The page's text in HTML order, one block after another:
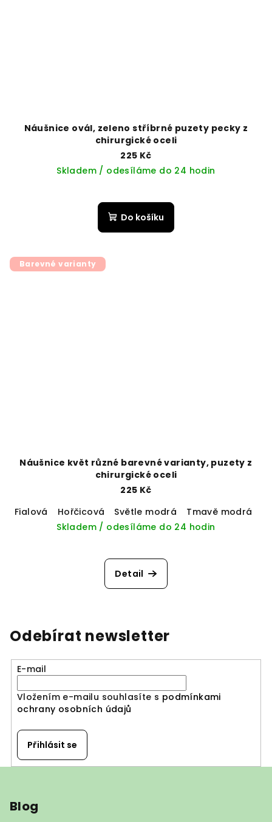
Náušnice ovál, zeleno stříbrné puzety pecky z
chirurgické oceli
225 Kč
Skladem / odesíláme do 24 hodin
Do košíku
Barevné varianty
Náušnice květ různé barevné varianty, puzety z
chirurgické oceli
225 Kč
Fialová
Hořčicová Světle modrá Tmavě modrá
Skladem / odesíláme do 24 hodin
Detail
Odebírat newsletter
E-mail
Vložením e-mailu souhlasíte s podmínkami
ochrany osobních údajů
Přihlásit se
Blog